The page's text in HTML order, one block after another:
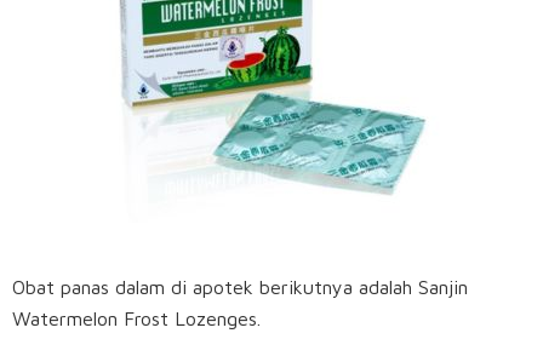
Obat panas dalam di apotek berikutnya adalah Sanjin
Watermelon Frost Lozenges.